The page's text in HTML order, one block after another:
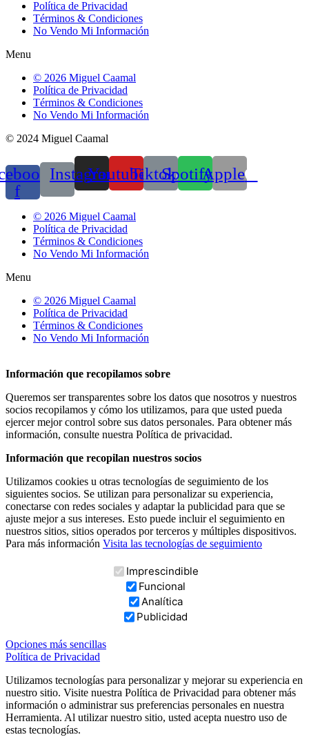
Política de Privacidad
Términos & Condiciones
No Vendo Mi Información
Menu
© 2026 Miguel Caamal
Política de Privacidad
Términos & Condiciones
No Vendo Mi Información
© 2024 Miguel Caamal
f
Instagram
YoutubeTiktokSpotifyApple
© 2026 Miguel Caamal
Política de Privacidad
Términos & Condiciones
No Vendo Mi Información
Menu
© 2026 Miguel Caamal
Política de Privacidad
Términos & Condiciones
No Vendo Mi Información
Información que recopilamos sobre
Queremos ser transparentes sobre los datos que nosotros y nuestros
socios recopilamos y cómo los utilizamos, para que usted pueda
ejercer mejor control sobre sus datos personales. Para obtener más
información, consulte nuestra Política de privacidad.
Información que recopilan nuestros socios
Utilizamos cookies u otras tecnologías de seguimiento de los
siguientes socios. Se utilizan para personalizar su experiencia,
conectarse con redes sociales y adaptar la publicidad para que se
ajuste mejor a sus intereses. Esto puede incluir el seguimiento en
nuestros sitios, sitios operados por terceros y múltiples dispositivos.
Para más información Visita las tecnologías de seguimiento
Imprescindible
Funcional
Analítica
Publicidad
Opciones más sencillas
Política de Privacidad
Utilizamos tecnologías para personalizar y mejorar su experiencia en
nuestro sitio. Visite nuestra Política de Privacidad para obtener más
información o administrar sus preferencias personales en nuestra
Herramienta. Al utilizar nuestro sitio, usted acepta nuestro uso de
estas tecnologías.